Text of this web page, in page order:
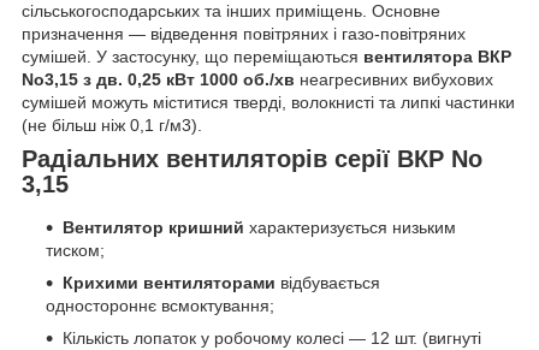
сільськогосподарських та інших приміщень. Основне
призначення — відведення повітряних і газо-повітряних
сумішей. У застосунку, що переміщаються вентилятора ВКР
No3,15 з дв. 0,25 кВт 1000 об./хв неагресивних вибухових
сумішей можуть міститися тверді, волокнисті та липкі частинки
(не більш ніж 0,1 г/м3).
Радіальних вентиляторів серії ВКР No
3,15
Вентилятор кришний характеризується низьким
тиском;
Крихими вентиляторами відбувається
одностороннє всмоктування;
Кількість лопаток у робочому колесі — 12 шт. (вигнуті